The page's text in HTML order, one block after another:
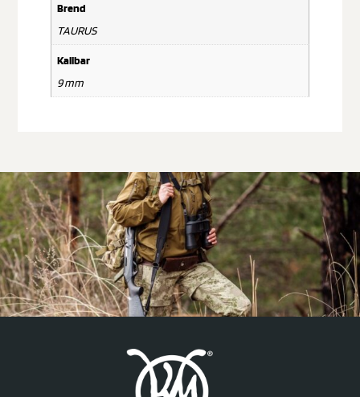
Brend
TAURUS
Kalibar
9 mm